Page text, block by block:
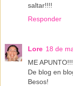
saltar!!!!
Responder
Lore 18 de
ME
De blog en
Besos!